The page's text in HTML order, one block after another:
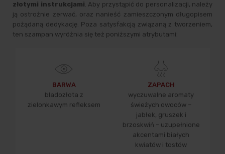
złotymi instrukcjami. Aby przystąpić do personalizacji, należy
ją ostrożnie zerwać, oraz nanieść zamieszczonym długopisem
pożądaną dedykację. Poza satysfakcją związaną z tworzeniem,
ten szampan wyróżnia się też poniższymi atrybutami:
BARWA
bladozłota z
zielonkawym refleksem
ZAPACH
wyczuwalne aromaty
świeżych owoców –
jabłek, gruszek i
brzoskwiń – uzupełnione
akcentami białych
kwiatów i tostów